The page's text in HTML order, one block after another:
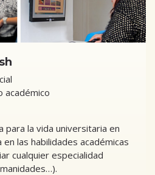
académico
para la vida universitaria en
en las habilidades académicas
cualquier especialidad